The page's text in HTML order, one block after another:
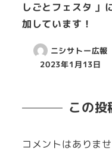
しごとフェスタ 」
加しています！
ニシサトー広報
2023年1月13日
この投
コメントはありませ